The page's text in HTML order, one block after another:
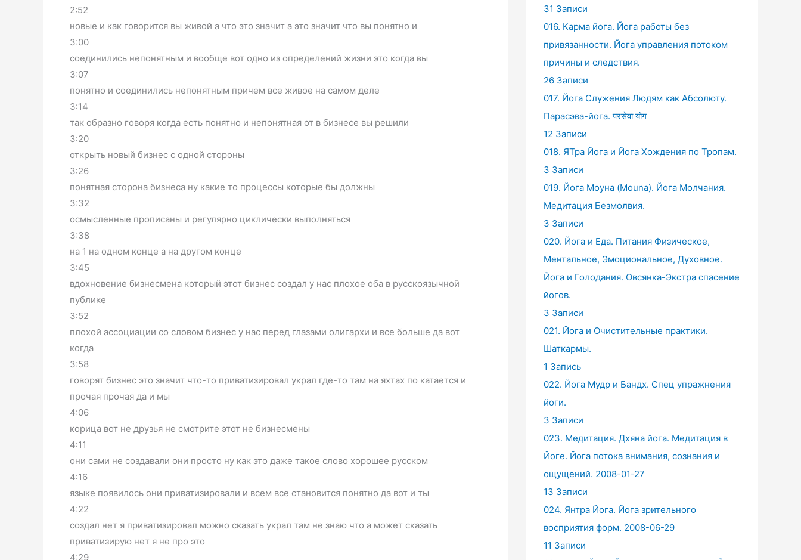
2:52
новые и как говорится вы живой а что это значит а это значит что вы понятно и
3:00
соединились непонятным и вообще вот одно из определений жизни это когда вы
3:07
понятно и соединились непонятным причем все живое на самом деле
3:14
так образно говоря когда есть понятно и непонятная от в бизнесе вы решили
3:20
открыть новый бизнес с одной стороны
3:26
понятная сторона бизнеса ну какие то процессы которые бы должны
3:32
осмысленные прописаны и регулярно циклически выполняться
3:38
на 1 на одном конце а на другом конце
3:45
вдохновение бизнесмена который этот бизнес создал у нас плохое оба в русскоязычной
публике
3:52
плохой ассоциации со словом бизнес у нас перед глазами олигархи и все больше да вот
когда
3:58
говорят бизнес это значит что-то приватизировал украл где-то там на яхтах по катается и
прочая прочая да и мы
4:06
корица вот не друзья не смотрите этот не бизнесмены
4:11
они сами не создавали они просто ну как это даже такое слово хорошее русском
4:16
языке появилось они приватизировали и всем все становится понятно да вот и ты
4:22
создал нет я приватизировал можно сказать украл там не знаю что а может сказать
приватизирую нет я не про это
4:29
31 Записи
016. Карма йога. Йога работы без
привязанности. Йога управления потоком
причины и следствия.
26 Записи
017. Йога Служения Людям как Абсолюту.
Парасэва-йога. परसेवा योग
12 Записи
018. ЯТра Йога и Йога Хождения по Тропам.
3 Записи
019. Йога Моуна (Mouna). Йога Молчания.
Медитация Безмолвия.
3 Записи
020. Йога и Еда. Питания Физическое,
Ментальное, Эмоциональное, Духовное.
Йога и Голодания. Овсянка-Экстра спасение
йогов.
3 Записи
021. Йога и Очистительные практики.
Шаткармы.
1 Запись
022. Йога Мудр и Бандх. Спец упражнения
йоги.
3 Записи
023. Медитация. Дхяна йога. Медитация в
Йоге. Йога потока внимания, сознания и
ощущений. 2008-01-27
13 Записи
024. Янтра Йога. Йога зрительного
восприятия форм. 2008-06-29
11 Записи